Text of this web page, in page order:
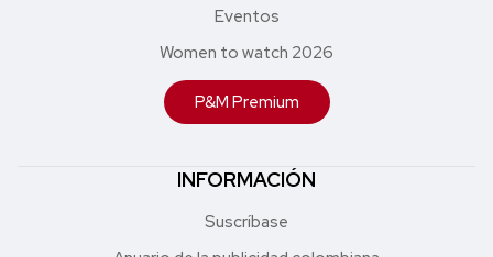
Eventos
Women to watch 2026
P&M Premium
INFORMACIÓN
Suscríbase